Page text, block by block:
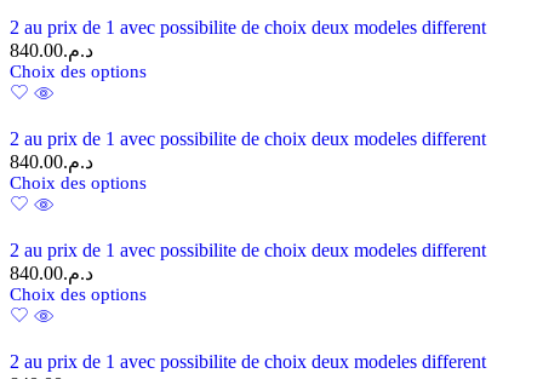
2 au prix de 1 avec possibilite de choix deux modeles different
د.م.840.00
Choix des options
2 au prix de 1 avec possibilite de choix deux modeles different
د.م.840.00
Choix des options
2 au prix de 1 avec possibilite de choix deux modeles different
د.م.840.00
Choix des options
2 au prix de 1 avec possibilite de choix deux modeles different